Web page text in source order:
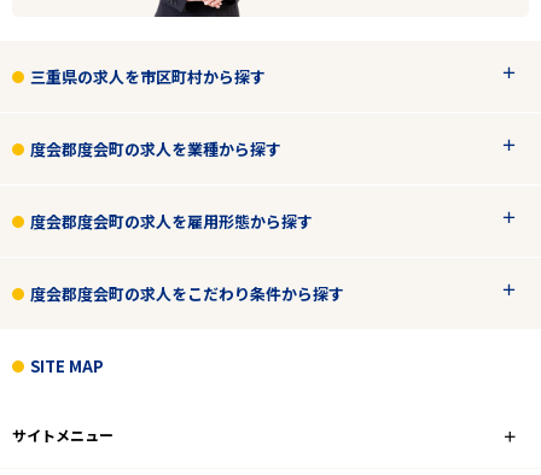
年間休日115日以上
フリーワード
三重県の求人を市区町村から探す
度会郡度会町の求人を業種から探す
度会郡度会町の求人を雇用形態から探す
度会郡度会町の求人をこだわり条件から探す
SITE MAP
サイトメニュー